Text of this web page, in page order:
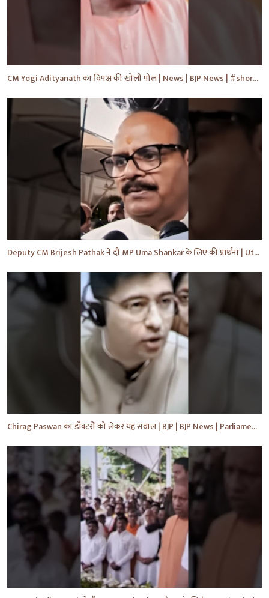
CM Yogi Adityanath का विपक्ष की खोली पोल | News | BJP News | #shorts #yt #news #ytshorts
Deputy CM Brijesh Pathak ने दी MP Uma Shankar के लिए की प्रार्थना | Uttar Pradesh News #shorts #yt
Chirag Paswan का डॉक्टरों को लेकर यह सवाल | BJP | BJP News | Parliament | #shorts #ytnewshorts #yt